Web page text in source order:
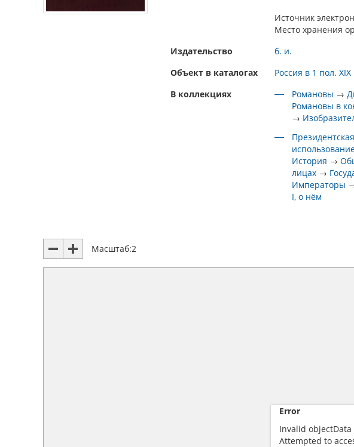
Источник
Место хранения
Издательство
б. и.
Объект в каталогах
Россия в 1 пол. XIX
В коллекциях
Романовы →
Романовы в
→
История →
лицах →
Императоры
I, о нём
Масштаб:2
Error
Invalid
Attempted to